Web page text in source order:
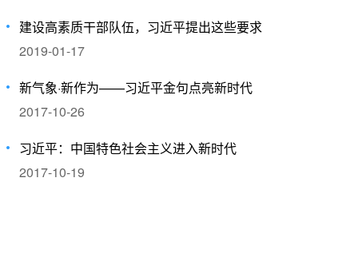
建设高素质干部队伍，习近平提出这些要求
2019-01-17
新气象·新作为——习近平金句点亮新时代
2017-10-26
习近平：中国特色社会主义进入新时代
2017-10-19